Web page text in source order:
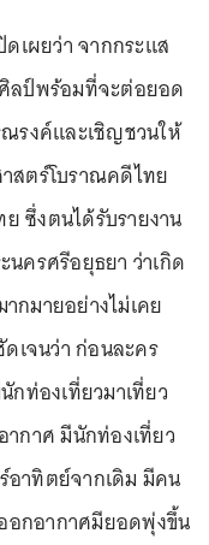
เผยว่า จากกระแส
ลป์พร้อมที่จะต่อยอด
รงค์และเชิญชวนให้
สตร์โบราณคดีไทย
ย ซึ่งตนได้รับรายงาน
ครศรีอยุธยา ว่าเกิด
กมายอย่างไม่เคย
เจนว่า ก่อนละคร
ท่องเที่ยวมาเที่ยว
กาศ มีนักท่องเที่ยว
อาทิตย์จากเดิม มีคน
อกอากาศมียอดพุ่งขึ้น